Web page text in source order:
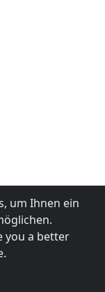
um Ihnen ein
you a better